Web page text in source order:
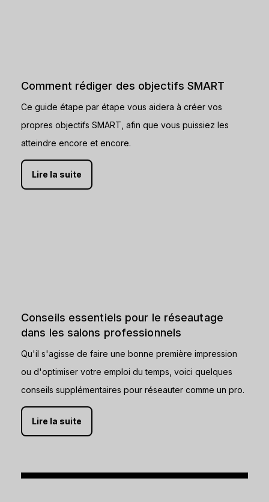
Comment rédiger des objectifs SMART
Ce guide étape par étape vous aidera à créer vos
propres objectifs SMART, afin que vous puissiez les
atteindre encore et encore.
Lire la suite
Conseils essentiels pour le réseautage
dans les salons professionnels
Qu'il s'agisse de faire une bonne première impression
ou d'optimiser votre emploi du temps, voici quelques
conseils supplémentaires pour réseauter comme un pro.
Lire la suite